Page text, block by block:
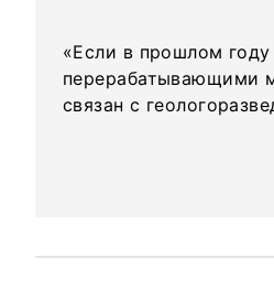
«Если в прошлом
перерабатывающими
связан с